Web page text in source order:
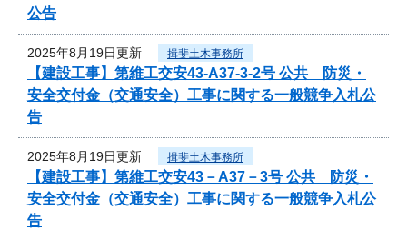
公告
2025年8月19日更新 揖斐土木事務所
【建設工事】第維工交安43-A37-3-2号 公共 防災・
安全交付金（交通安全）工事に関する一般競争入札公
告
2025年8月19日更新 揖斐土木事務所
【建設工事】第維工交安43－A37－3号 公共 防災・
安全交付金（交通安全）工事に関する一般競争入札公
告